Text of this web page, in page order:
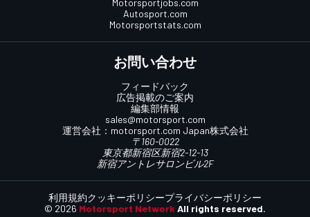
Autosport.com
Motorsportstats.com
お問い合わせ
フィードバック
広告掲載のご案内
編集部情報
sales@motorsport.com
運営会社： motorsport.com Japan株式会社
〒160-0022
東京都新宿区新宿2-12-13
新宿アントレサロンビル2F
© 2026 Motorsport Network All rights reserved.
利用規約クッキーポリシープライバシーポリシー